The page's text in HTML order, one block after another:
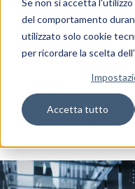
del comportamento
utilizzato solo cookie
per ricordare la scelta
Accetta tutto
ambienti IT nei nostri
certificazioni e della
Connect, potrai poi
infrastrutture di public
Approfondisci